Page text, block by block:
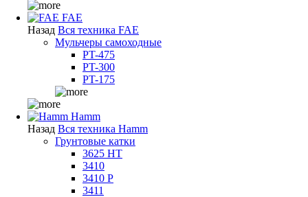
FAE
Назад Вся техника FAE
Мульчеры самоходные
PT-475
PT-300
PT-175
Hamm
Назад Вся техника Hamm
Грунтовые катки
3625 HT
3410
3410 P
3411